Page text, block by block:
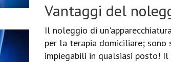
Vantaggi del
Il noleggio di
per la terapia domiciliare;
impiegabili in qualsiasi posto!